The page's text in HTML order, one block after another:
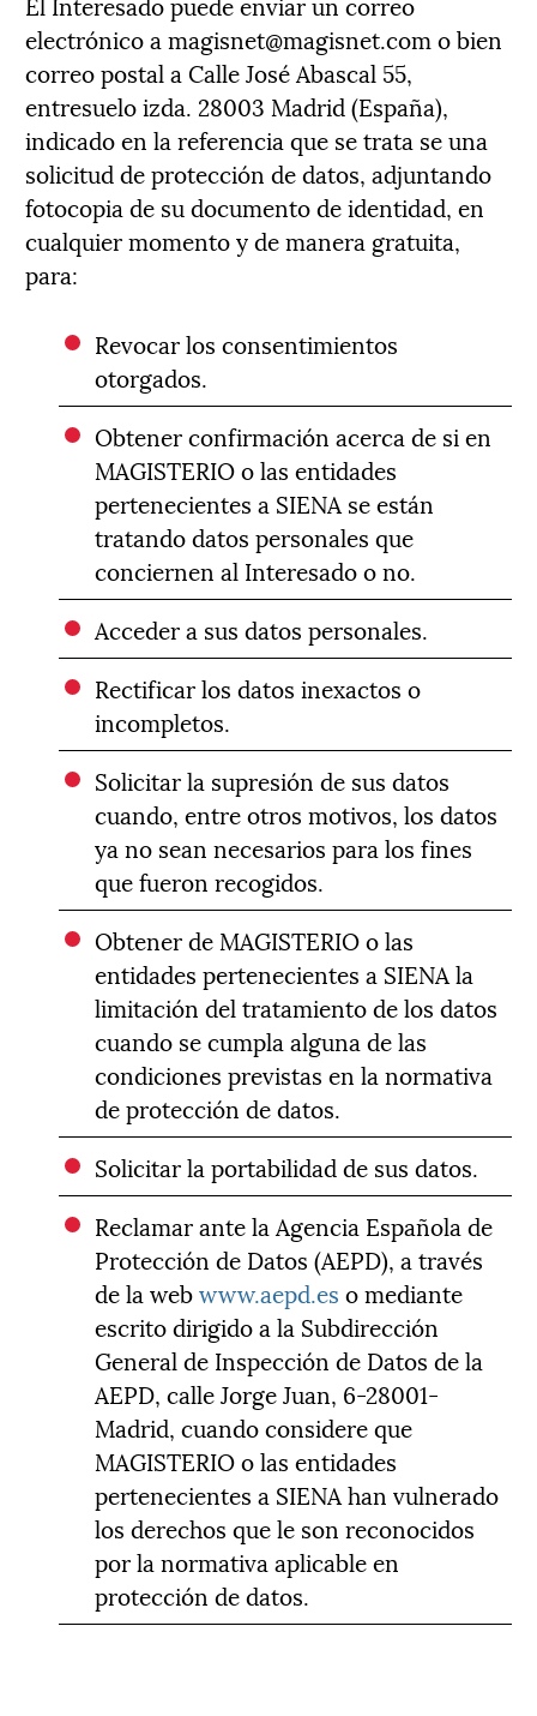
electrónico a magisnet@magisnet.com o bien
correo postal a Calle José Abascal 55,
entresuelo izda. 28003 Madrid (España),
indicado en la referencia que se trata se una
solicitud de protección de datos, adjuntando
fotocopia de su documento de identidad, en
cualquier momento y de manera gratuita,
para:
Revocar los consentimientos
otorgados.
Obtener confirmación acerca de si en
MAGISTERIO o las entidades
pertenecientes a SIENA se están
tratando datos personales que
conciernen al Interesado o no.
Acceder a sus datos personales.
Rectificar los datos inexactos o
incompletos.
Solicitar la supresión de sus datos
cuando, entre otros motivos, los datos
ya no sean necesarios para los fines
que fueron recogidos.
Obtener de MAGISTERIO o las
entidades pertenecientes a SIENA la
limitación del tratamiento de los datos
cuando se cumpla alguna de las
condiciones previstas en la normativa
de protección de datos.
Solicitar la portabilidad de sus datos.
Reclamar ante la Agencia Española de
Protección de Datos (AEPD), a través
de la webwww.aepd.es o mediante
escrito dirigido a la Subdirección
General de Inspección de Datos de la
AEPD, calle Jorge Juan, 6-28001-
Madrid, cuando considere que
MAGISTERIO o las entidades
pertenecientes a SIENA han vulnerado
los derechos que le son reconocidos
por la normativa aplicable en
protección de datos.